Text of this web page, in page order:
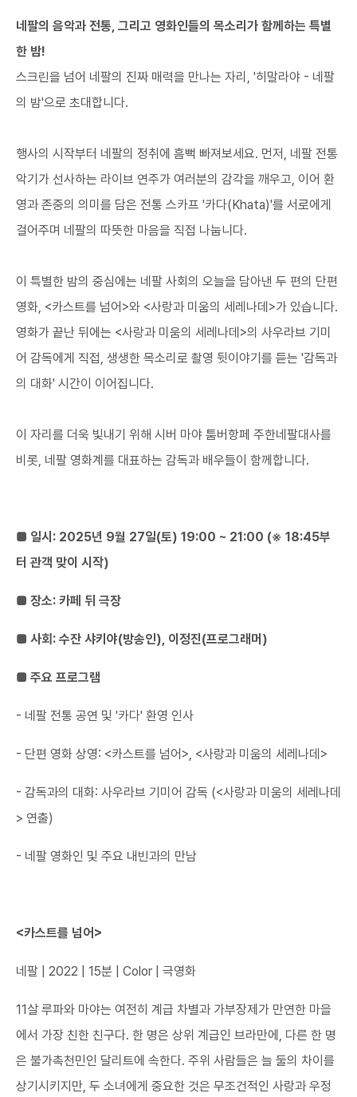
네팔의 음악과 전통, 그리고 영화인들의 목소리가 함께하는 특별
한 밤!
스크린을 넘어 네팔의 진짜 매력을 만나는 자리, '히말라야 - 네팔
의 밤'으로 초대합니다.
행사의 시작부터 네팔의 정취에 흠뻑 빠져보세요. 먼저, 네팔 전통
악기가 선사하는 라이브 연주가 여러분의 감각을 깨우고, 이어 환
영과 존중의 의미를 담은 전통 스카프 '카다(Khata)'를 서로에게
걸어주며 네팔의 따뜻한 마음을 직접 나눕니다.
이 특별한 밤의 중심에는 네팔 사회의 오늘을 담아낸 두 편의 단편
영화, <카스트를 넘어>와 <사랑과 미움의 세레나데>가 있습니다.
영화가 끝난 뒤에는 <사랑과 미움의 세레나데>의 사우라브 기미
어 감독에게 직접, 생생한 목소리로 촬영 뒷이야기를 듣는 '감독과
의 대화' 시간이 이어집니다.
이 자리를 더욱 빛내기 위해 시버 마야 툼버항페 주한네팔대사를
비롯, 네팔 영화계를 대표하는 감독과 배우들이 함께합니다.​
■ 일시: 2025년 9월 27일(토) 19:00 ~ 21:00 (※ 18:45부
터 관객 맞이 시작)
​■ ​장소: 카페 뒤 극장
​■ ​사회: 수잔 샤키야(방송인), 이정진(프로그래머)
​■ ​주요 프로그램
- 네팔 전통 공연 및 '카다' 환영 인사
- 단편 영화 상영: <카스트를 넘어>, <사랑과 미움의 세레나데>
- 감독과의 대화: 사우라브 기미어 감독 (<사랑과 미움의 세레나데
> 연출)
- 네팔 영화인 및 주요 내빈과의 만남​
<카스트를 넘어>
네팔 | 2022 | 15분 | Color | 극영화
11살 루파와 마야는 여전히 계급 차별과 가부장제가 만연한 마을
에서 가장 친한 친구다. 한 명은 상위 계급인 브라만에, 다른 한 명
은 불가촉천민인 달리트에 속한다. 주위 사람들은 늘 둘의 차이를
상기시키지만, 두 소녀에게 중요한 것은 무조건적인 사랑과 우정